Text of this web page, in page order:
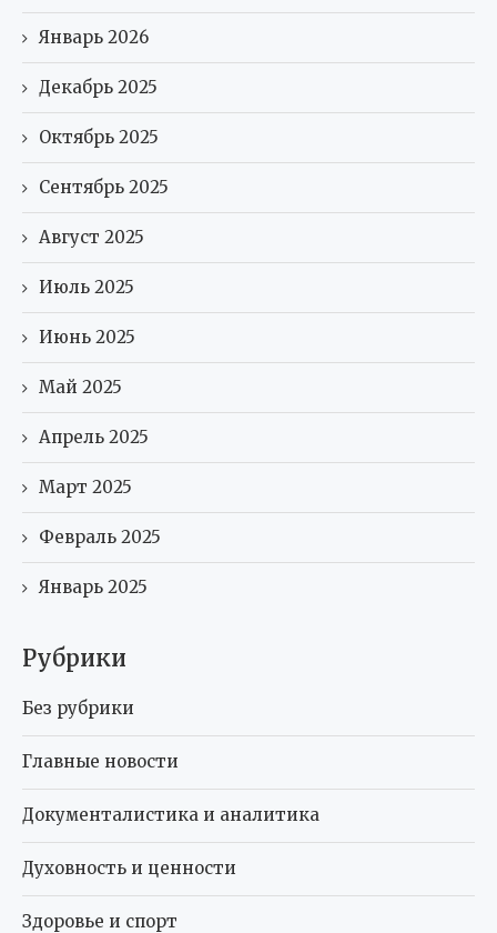
Январь 2026
Декабрь 2025
Октябрь 2025
Сентябрь 2025
Август 2025
Июль 2025
Июнь 2025
Май 2025
Апрель 2025
Март 2025
Февраль 2025
Январь 2025
Рубрики
Без рубрики
Главные новости
Документалистика и аналитика
Духовность и ценности
Здоровье и спорт